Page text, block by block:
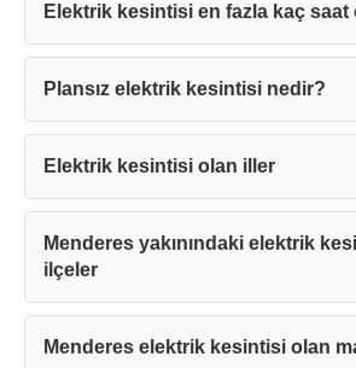
Elektrik kesintisi en fazla kaç saat
Plansız elektrik kesintisi nedir?
Elektrik kesintisi olan iller
Menderes yakınındaki elektrik
ilçeler
Menderes elektrik kesintisi olan
Mesajınız başarıyla